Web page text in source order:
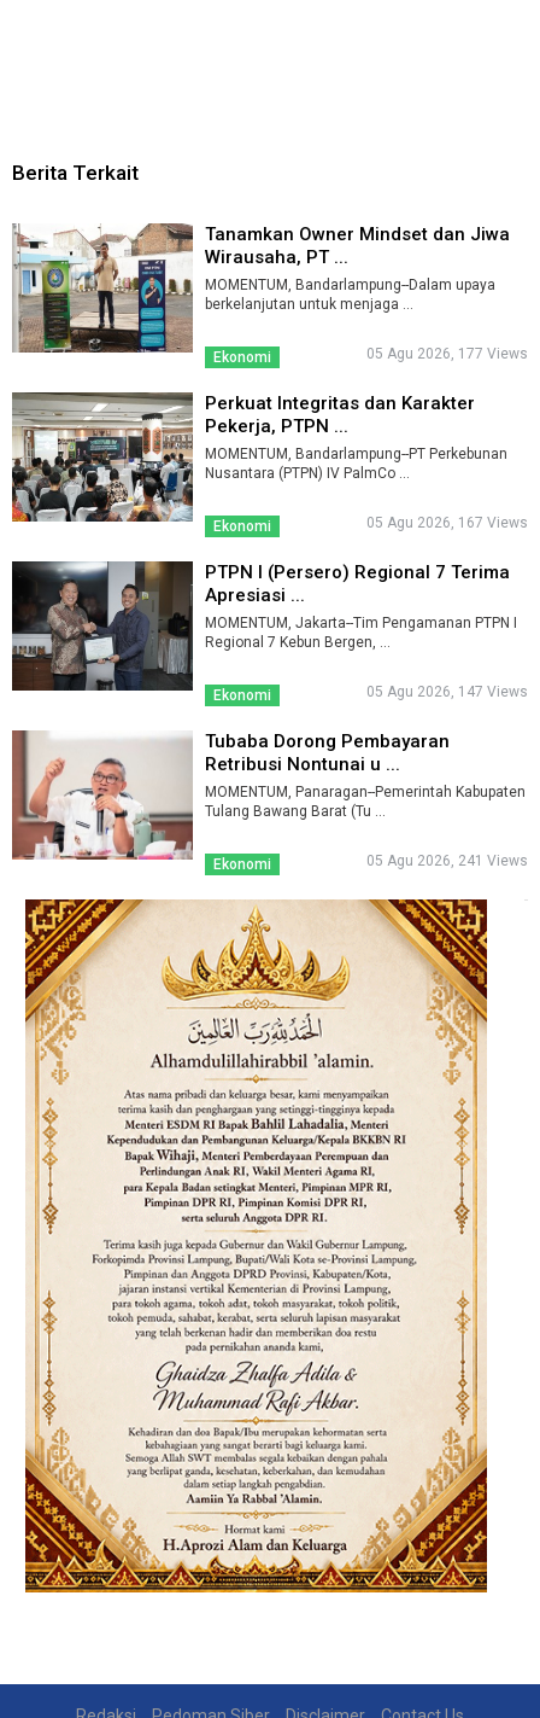
Berita Terkait
Tanamkan Owner Mindset dan Jiwa
Wirausaha, PT ...
MOMENTUM, Bandarlampung--Dalam upaya
Ekonomi 05 Agu 2026, 177 Views
Perkuat Integritas dan Karakter
Pekerja, PTPN ...
MOMENTUM, Bandarlampung--PT Perkebunan
Nusantara (PTPN) IV PalmCo ...
Ekonomi 05 Agu 2026, 167 Views
PTPN I (Persero) Regional 7 Terima
Apresiasi ...
MOMENTUM, Jakarta--Tim Pengamanan PTPN I
Regional 7 Kebun Bergen, ...
Ekonomi 05 Agu 2026, 147 Views
Tubaba Dorong Pembayaran
Retribusi Nontunai u ...
MOMENTUM, Panaragan--Pemerintah Kabupaten
Tulang Bawang Barat (Tu ...
Ekonomi 05 Agu 2026, 241 Views